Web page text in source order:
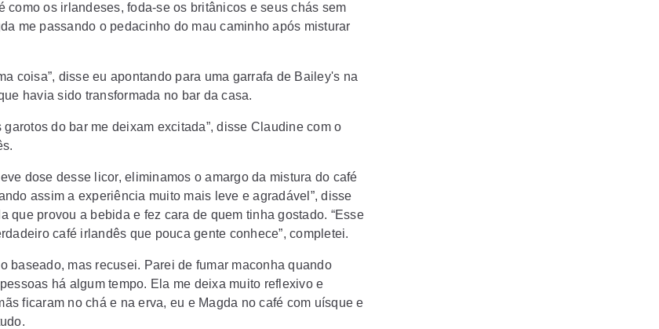
como os irlandeses, foda-se os britânicos e seus chás sem
me passando o pedacinho do mau caminho após misturar
coisa”, disse eu apontando para uma garrafa de Bailey's na
havia sido transformada no bar da casa.
garotos do bar me deixam excitada”, disse Claudine com o
dose desse licor, eliminamos o amargo da mistura do café
assim a experiência muito mais leve e agradável”, disse
que provou a bebida e fez cara de quem tinha gostado. “Esse
café irlandês que pouca gente conhece”, completei.
baseado, mas recusei. Parei de fumar maconha quando
há algum tempo. Ela me deixa muito reflexivo e
ficaram no chá e na erva, eu e Magda no café com uísque e